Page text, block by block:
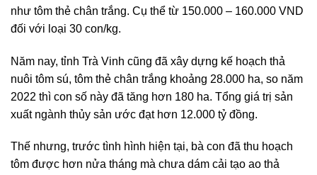
như tôm thẻ chân trắng. Cụ thể từ 150.000 – 160.000 VND
đối với loại 30 con/kg.
Năm nay, tỉnh Trà Vinh cũng đã xây dựng kế hoạch thả
nuôi tôm sú, tôm thẻ chân trắng khoảng 28.000 ha, so năm
2022 thì con số này đã tăng hơn 180 ha. Tổng giá trị sản
xuất ngành thủy sản ước đạt hơn 12.000 tỷ đồng.
Thế nhưng, trước tình hình hiện tại, bà con đã thu hoạch
tôm được hơn nửa tháng mà chưa dám cải tạo ao thả